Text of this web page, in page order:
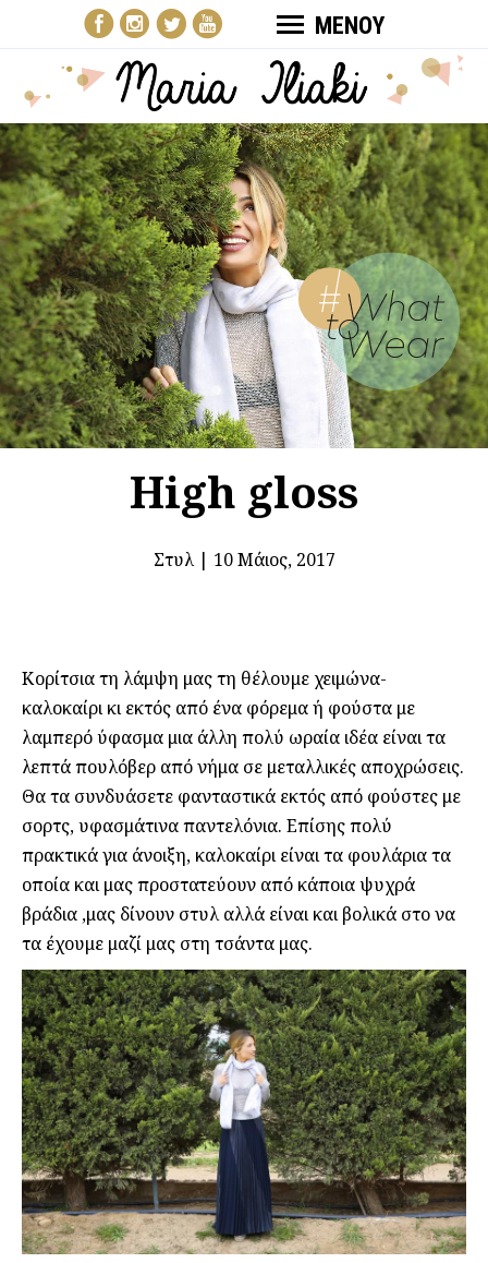
ΜΕΝΟΥ
High gloss
Στυλ| 10 Μάιος, 2017
Κορίτσια τη λάμψη μας τη θέλουμε χειμώνα-
καλοκαίρι κι εκτός από ένα φόρεμα ή φούστα με
λαμπερό ύφασμα μια άλλη πολύ ωραία ιδέα είναι τα
λεπτά πουλόβερ από νήμα σε μεταλλικές αποχρώσεις.
Θα τα συνδυάσετε φανταστικά εκτός από φούστες με
σορτς, υφασμάτινα παντελόνια. Επίσης πολύ
πρακτικά για άνοιξη, καλοκαίρι είναι τα φουλάρια τα
οποία και μας προστατεύουν από κάποια ψυχρά
βράδια ,μας δίνουν στυλ αλλά είναι και βολικά στο να
τα έχουμε μαζί μας στη τσάντα μας.